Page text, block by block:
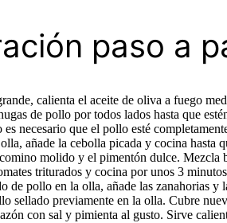
paso a
calienta el aceite de oliva a fuego
de pollo por todos lados hasta que
es necesario que el pollo esté
añade la cebolla picada y cocina hasta
molido y el pimentón dulce. Mezcla
triturados y cocina por unos 3
de pollo en la olla, añade las zanahorias y
sellado previamente en la olla. Cubre
con sal y pimienta al gusto. Sirve